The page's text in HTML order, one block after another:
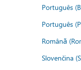
Português
Português
Română
Slovenčina